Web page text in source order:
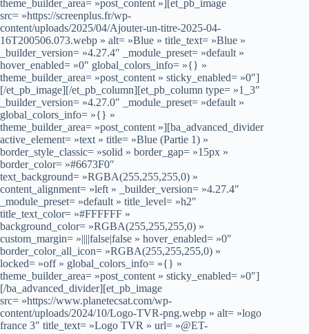
theme_builder_area= »post_content »][et_pb_image
src= »https://screenplus.fr/wp-
content/uploads/2025/04/Ajouter-un-titre-2025-04-
16T200506.073.webp » alt= »Blue » title_text= »Blue »
_builder_version= »4.27.4″ _module_preset= »default »
hover_enabled= »0″ global_colors_info= »{} »
theme_builder_area= »post_content » sticky_enabled= »0″]
[/et_pb_image][/et_pb_column][et_pb_column type= »1_3″
_builder_version= »4.27.0″ _module_preset= »default »
global_colors_info= »{} »
theme_builder_area= »post_content »][ba_advanced_divider
active_element= »text » title= »Blue (Partie 1) »
border_style_classic= »solid » border_gap= »15px »
border_color= »#6673F0″
text_background= »RGBA(255,255,255,0) »
content_alignment= »left » _builder_version= »4.27.4″
_module_preset= »default » title_level= »h2″
title_text_color= »#FFFFFF »
background_color= »RGBA(255,255,255,0) »
custom_margin= »||||false|false » hover_enabled= »0″
border_color_all_icon= »RGBA(255,255,255,0) »
locked= »off » global_colors_info= »{} »
theme_builder_area= »post_content » sticky_enabled= »0″]
[/ba_advanced_divider][et_pb_image
src= »https://www.planetecsat.com/wp-
content/uploads/2024/10/Logo-TVR-png.webp » alt= »logo
france 3″ title_text= »Logo TVR » url= »@ET-